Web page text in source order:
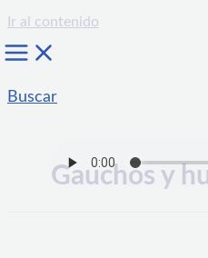
Ir al contenido
Buscar
Gauchos y